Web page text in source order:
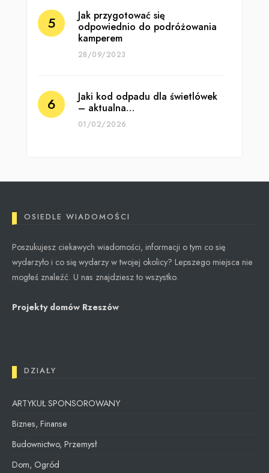
Jak przygotować się
odpowiednio do podróżowania
kamperem
28/09/2023
Jaki kod odpadu dla świetlówek
– aktualna…
01/02/2026
OSIEDLE WIADOMOŚCI
Poszukujesz ciekawych wiadomości, informacji o tym co się
wydarzyło i co się wydarzy w twojej okolicy? Lepszego miejsca nie
mogłeś znaleźć. U nas znajdziesz to wszystko.
Projekty domów Rzeszów
DZIAŁY
ARTYKUŁ SPONSOROWANY
Biznes, Finanse
Budownictwo, Przemysł
Dom, Ogród